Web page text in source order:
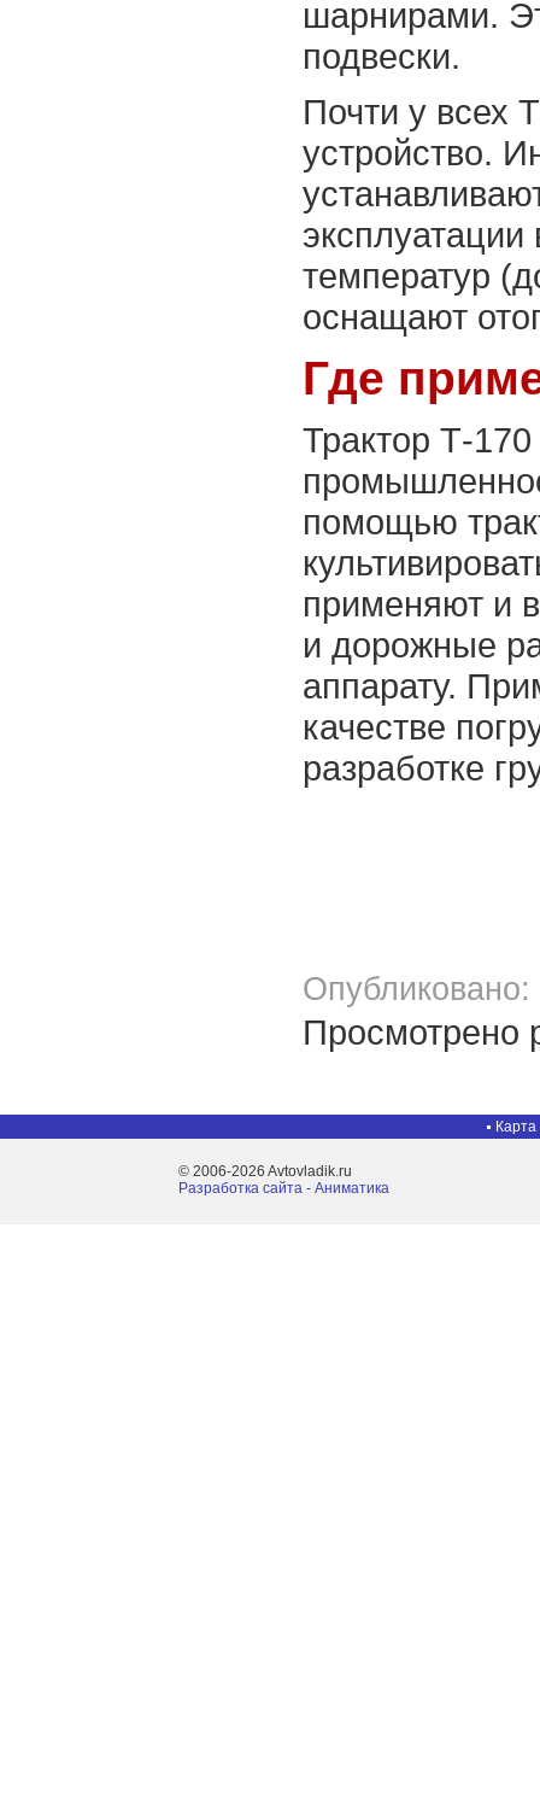
шарнирами.
подвески.
Почти у всех
устройство.
эксплуатации
температур
оснащают
Где
Трактор Т-
помощью
применяют и
и дорожные
аппарату.
качестве
разработке
Просмотрено
Карта
© 2006-2026 Avtovladik.ru
Разработка сайта - Aниматика